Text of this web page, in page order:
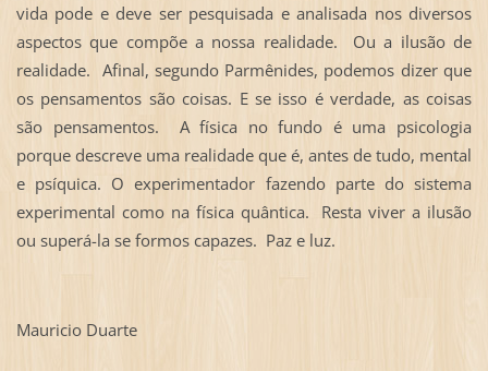
vida pode e deve ser pesquisada e analisada nos diversos
aspectos que compõe a nossa realidade. Ou a ilusão de
realidade. Afinal, segundo Parmênides, podemos dizer que
os pensamentos são coisas. E se isso é verdade, as coisas
são pensamentos. A física no fundo é uma psicologia
porque descreve uma realidade que é, antes de tudo, mental
e psíquica. O experimentador fazendo parte do sistema
experimental como na física quântica. Resta viver a ilusão
ou superá-la se formos capazes. Paz e luz.
Mauricio Duarte